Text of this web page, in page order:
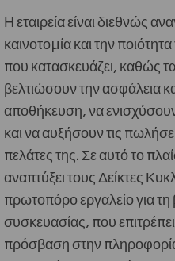
Η εταιρεία είναι διεθνώς
καινοτομία και την
που κατασκευάζει, καθώς
βελτιώσουν την ασφάλεια
αποθήκευση, να
και να αυξήσουν τις
πελάτες της. Σε αυτό το
αναπτύξει τους Δείκτες
πρωτοπόρο εργαλείο για τη
συσκευασίας, που
πρόσβαση στην